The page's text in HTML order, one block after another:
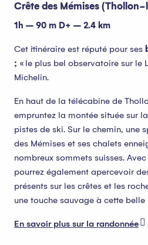
Crête des Mémises
1h – 90 m D+ – 2.4 km
Cet itinéraire est réputé pour ses
; « le plus bel observatoire sur le
Michelin.
En haut de la télécabine de
empruntez la montée située sur
pistes de ski. Sur le chemin, une
des Mémises et ses chalets
nombreux sommets suisses.
pourrez également apercevoir
présents sur les crêtes et les
une touche sauvage à cette belle
En savoir plus sur la randonnée